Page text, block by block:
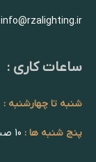
info@rzalighting.ir
ساعات کاری :
شنبه تا چهارشنبه :
پنج شنبه ها :